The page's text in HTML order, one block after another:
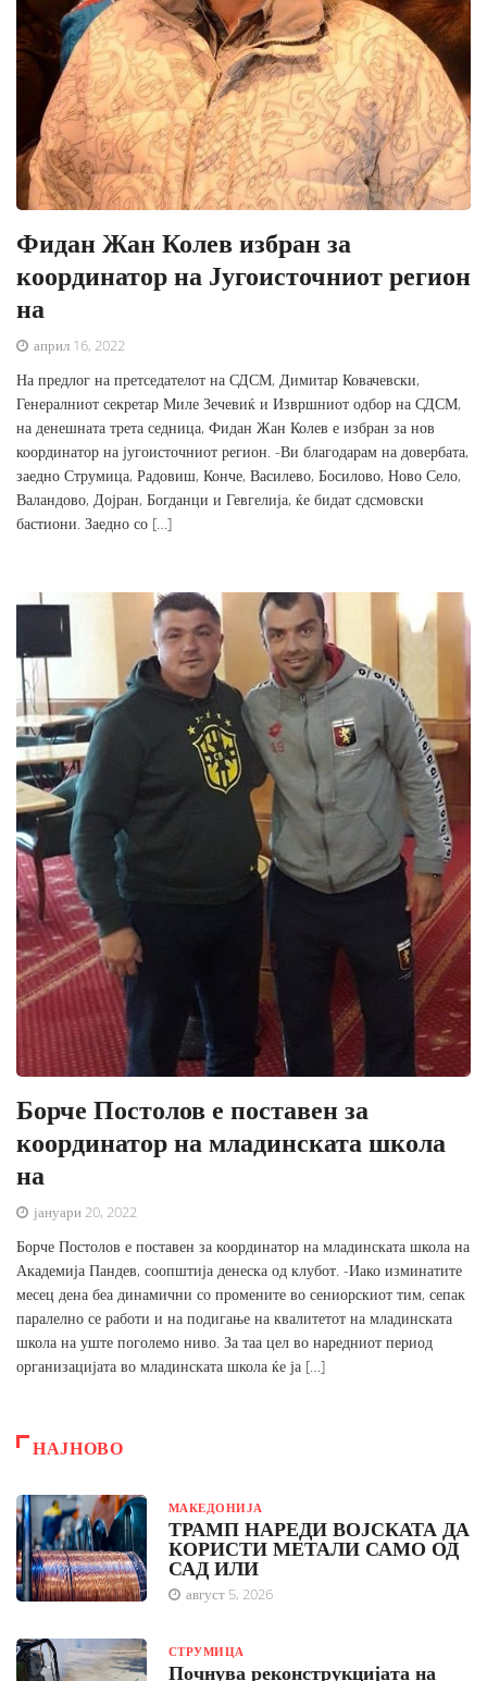
Фидан Жан Колев избран за
координатор на Југоисточниот регион
на
април 16, 2022
На предлог на претседателот на СДСМ, Димитар Ковачевски,
Генералниот секретар Миле Зечевиќ и Извршниот одбор на СДСМ,
на денешната трета седница, Фидан Жан Колев е избран за нов
координатор на југоисточниот регион. -Ви благодарам на довербата,
заедно Струмица, Радовиш, Конче, Василево, Босилово, Ново Село,
Валандово, Дојран, Богданци и Гевгелија, ќе бидат сдсмовски
бастиони. Заедно со […]
Борче Постолов е поставен за
координатор на младинската школа
на
јануари 20, 2022
Борче Постолов е поставен за координатор на младинската школа на
Академија Пандев, соопштија денеска од клубот. -Иако изминатите
месец дена беа динамични со промените во сениорскиот тим, сепак
паралелно се работи и на подигање на квалитетот на младинската
школа на уште поголемо ниво. За таа цел во наредниот период
организацијата во младинската школа ќе ја […]
НАЈНОВО
МАКЕДОНИЈА
ТРАМП НАРЕДИ ВОЈСКАТА ДА
КОРИСТИ МЕТАЛИ САМО ОД
САД ИЛИ
август 5, 2026
СТРУМИЦА
Почнува реконструкцијата на